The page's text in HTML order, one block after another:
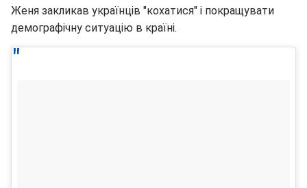
Женя закликав українців "кохатися" і покращувати
демографічну ситуацію в країні.